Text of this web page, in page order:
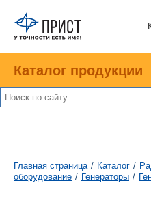
Каталог продукции
Главная страница / Каталог /
оборудование / Генераторы /